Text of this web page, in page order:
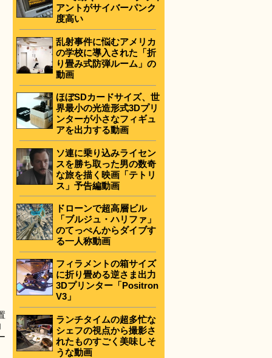
アントがサイバーパンク
度高い
乱射事件に悩むアメリカ
の学校に導入された「折
り畳み式防弾ルーム」の
動画
ほぼSDカードサイズ、世
界最小の光造形式3Dプリ
ンターが小さなフィギュ
アを出力する動画
ソ連に乗り込みライセン
スを勝ち取った男の数奇
な旅を描く映画「テトリ
ス」予告編動画
ドローンで超高層ビル
「ブルジュ・ハリファ」
のてっぺんからダイブす
る一人称動画
フィラメントの箱サイズ
に折り畳める逆さま出力
3Dプリンター「Positron
V3」
ランチタイムの超多忙な
シェフの視点から撮影さ
れたものすごく美味しそ
うな動画